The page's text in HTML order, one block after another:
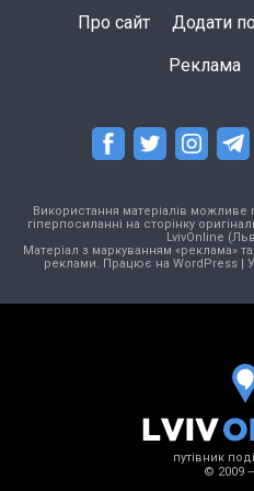
Про сайт Додати
Реклама
Використання матеріалів можливе
гіперпосиланні на сторінку
LvivOnline
Матеріал з маркуванням «реклама»
реклами. Працює на WordPress|
путівник
© 2009